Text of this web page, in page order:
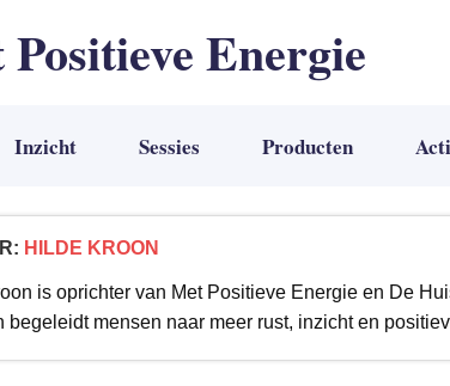
Energie
Inzicht Sessies Producten
HILDE KROON
is oprichter van Met Positieve Energie en De
begeleidt mensen naar meer rust, inzicht en